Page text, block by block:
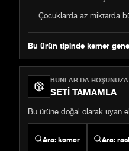
Çocuklarda az miktarda
Bu ürün tipinde kemer
BUNLAR DA
SETI TAMAMLA
Bu ürüne doğal olarak uyan
Ara:kemer Ara: